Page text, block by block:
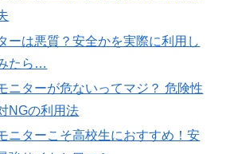
ーは悪質？安全かを実際に利用し
たら…
ニターが危ないってマジ？ 危険性
NGの利用法
ニターこそ高校生におすすめ！安